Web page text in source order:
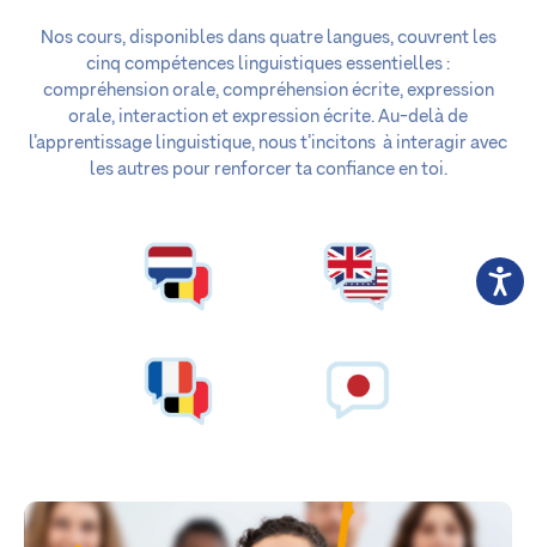
Nos cours, disponibles dans quatre langues, couvrent les
cinq compétences linguistiques essentielles :
compréhension orale, compréhension écrite, expression
orale, interaction et expression écrite. Au-delà de
l’apprentissage linguistique, nous t’incitons à interagir avec
les autres pour renforcer ta confiance en toi.